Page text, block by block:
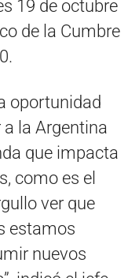
19 de octubre
de la Cumbre
oportunidad
la Argentina
que impacta
como es el
ver que
estamos
nuevos